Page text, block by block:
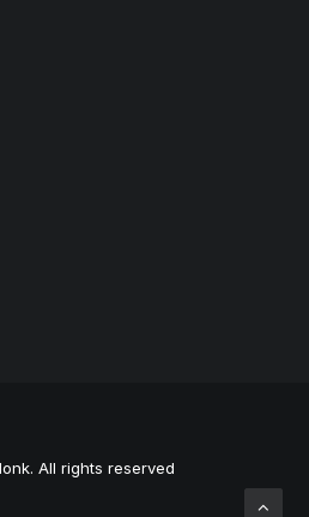
All rights reserved